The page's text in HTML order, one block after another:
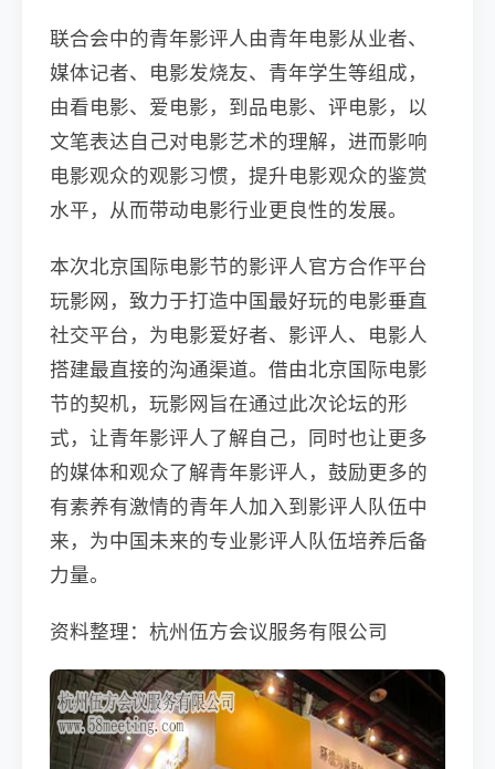
联合会中的青年影评人由青年电影从业者、
媒体记者、电影发烧友、青年学生等组成，
由看电影、爱电影，到品电影、评电影，以
文笔表达自己对电影艺术的理解，进而影响
电影观众的观影习惯，提升电影观众的鉴赏
水平，从而带动电影行业更良性的发展。
本次北京国际电影节的影评人官方合作平台
玩影网，致力于打造中国最好玩的电影垂直
社交平台，为电影爱好者、影评人、电影人
搭建最直接的沟通渠道。借由北京国际电影
节的契机，玩影网旨在通过此次论坛的形
式，让青年影评人了解自己，同时也让更多
的媒体和观众了解青年影评人，鼓励更多的
有素养有激情的青年人加入到影评人队伍中
来，为中国未来的专业影评人队伍培养后备
力量。
资料整理：杭州伍方会议服务有限公司